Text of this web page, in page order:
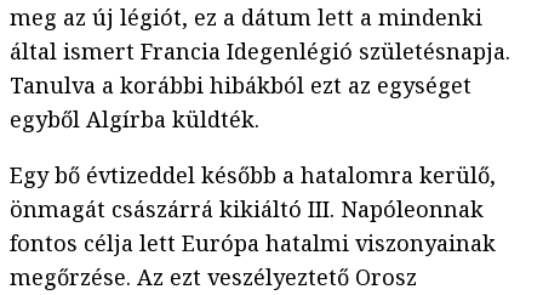
meg az új légiót, ez a dátum lett a mindenki
által ismert Francia Idegenlégió születésnapja.
Tanulva a korábbi hibákból ezt az egységet
egyből Algírba küldték.
Egy bő évtizeddel később a hatalomra kerülő,
önmagát császárrá kikiáltó III. Napóleonnak
fontos célja lett Európa hatalmi viszonyainak
megőrzése. Az ezt veszélyeztető Orosz